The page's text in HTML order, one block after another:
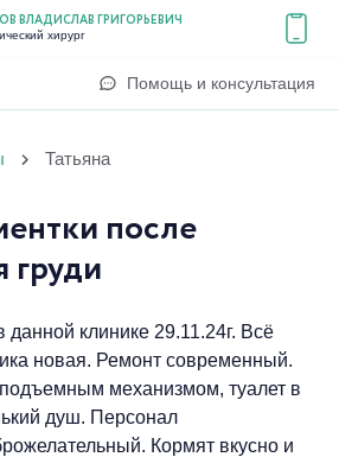
ВЛАДИСЛАВ ГРИГОРЬЕВИЧ
хирург
Помощь и консультация
Татьяна
после
груди
клинике 29.11.24г. Всё
новая. Ремонт современный.
механизмом, туалет в
душ. Персонал
Кормят вкусно и